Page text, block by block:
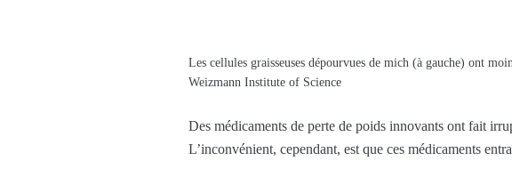
Les cellules graisseuses dépourvues de mich (à gauche) ont
Weizmann Institute of Science
Des médicaments de perte de poids innovants ont fait
L’inconvénient, cependant, est que ces médicaments